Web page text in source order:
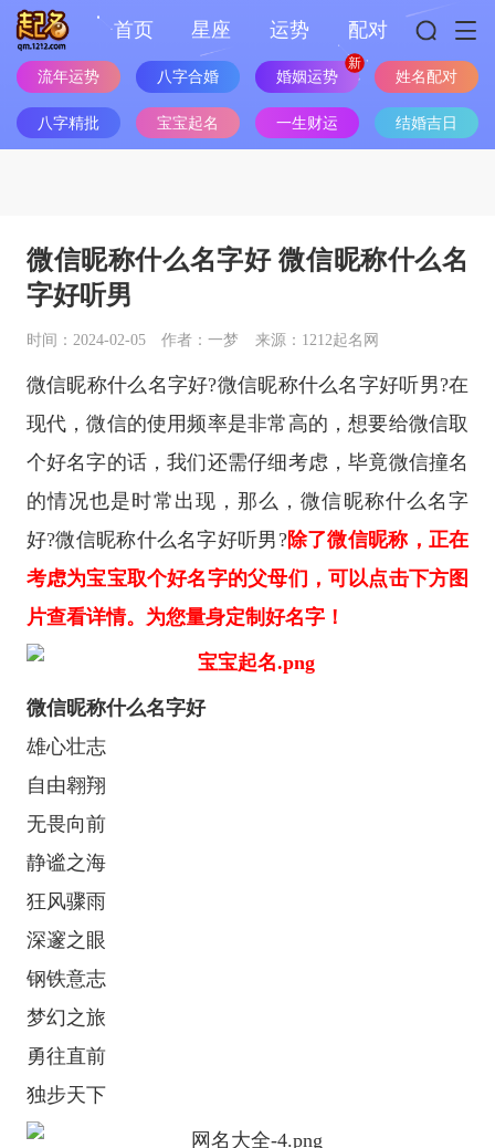
首页 星座 运势 配对
流年运势 八字合婚 婚姻运势 姓名配对
八字精批 宝宝起名 一生财运 结婚吉日
微信昵称什么名字好 微信昵称什么名
字好听男
时间：2024-02-05 作者：一梦 来源：1212起名网
微信昵称什么名字好?微信昵称什么名字好听男?在
现代，微信的使用频率是非常高的，想要给微信取
个好名字的话，我们还需仔细考虑，毕竟微信撞名
的情况也是时常出现，那么，微信昵称什么名字
好?微信昵称什么名字好听男?除了微信昵称，正在
考虑为宝宝取个好名字的父母们，可以点击下方图
片查看详情。为您量身定制好名字！
微信昵称什么名字好
雄心壮志
自由翱翔
无畏向前
静谧之海
狂风骤雨
深邃之眼
钢铁意志
梦幻之旅
勇往直前
独步天下